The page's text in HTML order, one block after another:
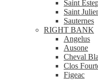
Saint
Saint
Sauternes
RIGHT BANK
Angelus
Ausone
Cheval
Clos
Figeac